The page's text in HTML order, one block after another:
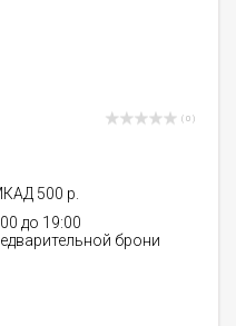
( 0 )
500 р.
до 19:00
брони